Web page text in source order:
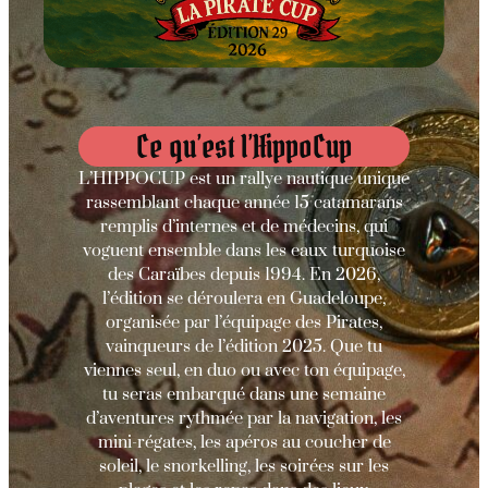
Ce qu’est l’HippoCup
L’HIPPOCUP est un rallye nautique unique
rassemblant chaque année 15 catamarans
remplis d’internes et de médecins, qui
voguent ensemble dans les eaux turquoise
des Caraïbes depuis 1994. En 2026,
l’édition se déroulera en Guadeloupe,
organisée par l’équipage des Pirates,
vainqueurs de l’édition 2025. Que tu
viennes seul, en duo ou avec ton équipage,
tu seras embarqué dans une semaine
d’aventures rythmée par la navigation, les
mini-régates, les apéros au coucher de
soleil, le snorkelling, les soirées sur les